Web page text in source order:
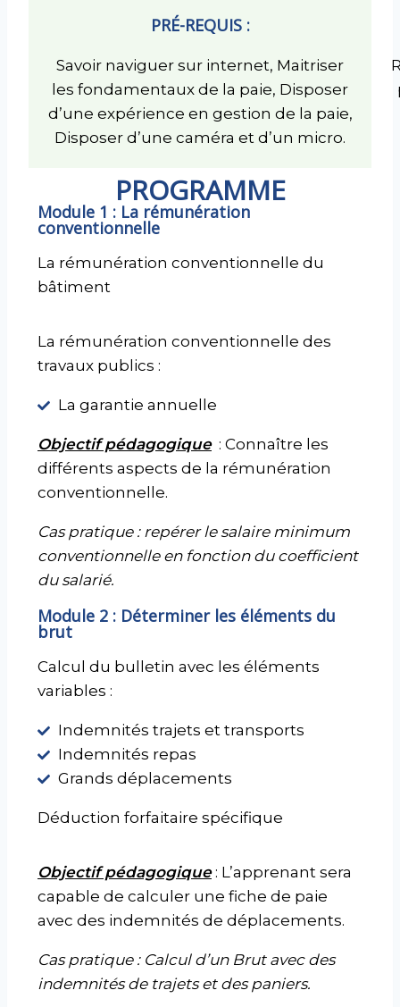
PRÉ-REQUIS :
Savoir naviguer sur internet, Maitriser
les fondamentaux de la paie, Disposer
d’une expérience en gestion de la paie,
Disposer d’une caméra et d’un micro.
PROGRAMME
Module 1 : La rémunération
conventionnelle
La rémunération conventionnelle du
bâtiment
La rémunération conventionnelle des
travaux publics :
La garantie annuelle
Objectif pédagogique: Connaître les
différents aspects de la rémunération
conventionnelle.
Cas pratique : repérer le salaire minimum
conventionnelle en fonction du coefficient
du salarié.
Module 2 : Déterminer les éléments du
brut
Calcul du bulletin avec les éléments
variables :
Indemnités trajets et transports
Indemnités repas
Grands déplacements
Déduction forfaitaire spécifique
Objectif pédagogique: L’apprenant sera
capable de calculer une fiche de paie
avec des indemnités de déplacements.
Cas pratique : Calcul d’un Brut avec des
indemnités de trajets et des paniers.